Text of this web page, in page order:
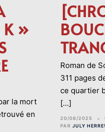
K »
la mort
en
Roman de
311 pages
ce quartier
[…]
20/08/2025
PAR JULY